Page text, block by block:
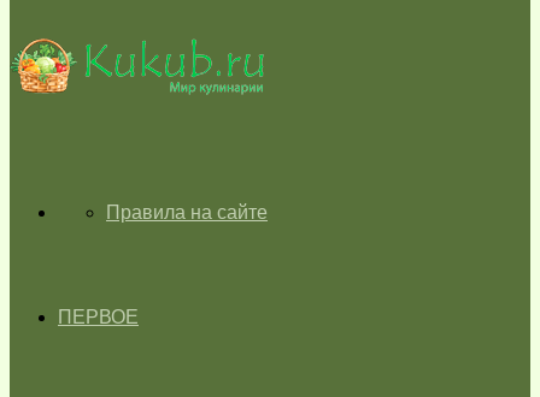
skin
ГЛАВНАЯПравила на сайте
ПЕРВОЕ